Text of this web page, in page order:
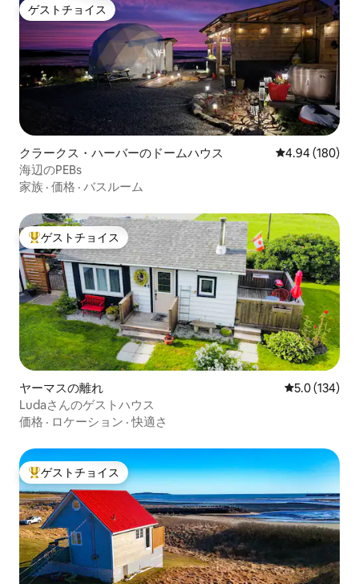
ゲストチョイス
ゲストチョイス
クラークス・ハーバーのドームハウス レビュー180
4.94 (180)
海辺のPEBs
家族 · 価格 · バスルーム
大好評のゲストチョイスです。
ゲストチョイス
ヤーマスの離れ レビュー134
5.0 (134)
Ludaさんのゲストハウス
価格 · ロケーション ·快適さ
大好評のゲストチョイスです。
ゲストチョイス